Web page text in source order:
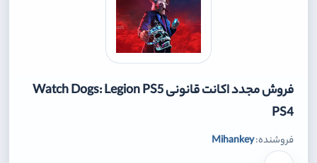
فروش مجدد اکانت قانونی Watch Dogs: Legion PS5
PS4
فروشنده:Mihankey